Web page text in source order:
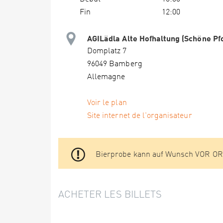
Fin
12:00
AGILädla Alte Hofhaltung (Schöne
Domplatz 7
96049 Bamberg
Allemagne
Voir le plan
Site internet de l'organisateur
Bierprobe kann auf Wunsch VOR
ACHETER LES BILLETS